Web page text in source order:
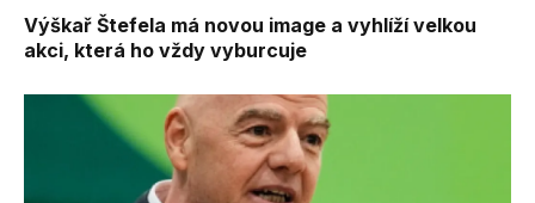
Výškař Štefela má novou image a vyhlíží velkou
akci, která ho vždy vyburcuje